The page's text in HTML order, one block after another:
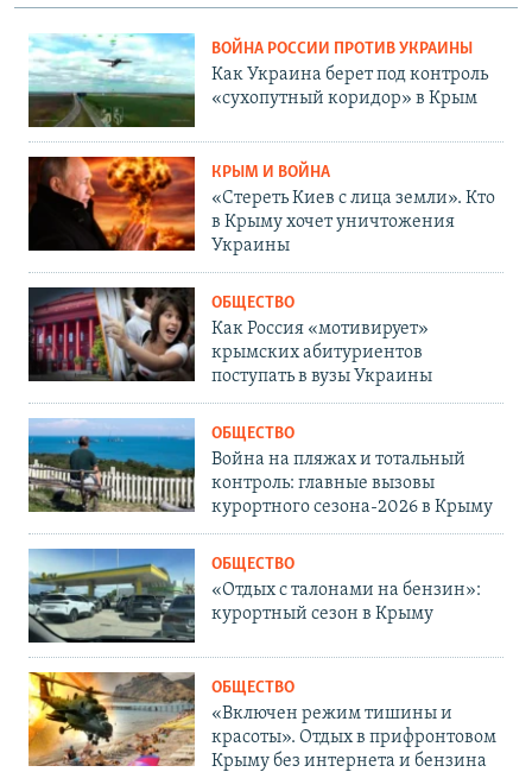
ВОЙНА РОССИИ ПРОТИВ УКРАИНЫ
Как Украина берет под контроль
«сухопутный коридор» в Крым
КРЫМ И ВОЙНА
«Стереть Киев с лица земли». Кто
в Крыму хочет уничтожения
Украины
ОБЩЕСТВО
Как Россия «мотивирует»
крымских абитуриентов
поступать в вузы Украины
ОБЩЕСТВО
Война на пляжах и тотальный
контроль: главные вызовы
курортного сезона-2026 в Крыму
ОБЩЕСТВО
«Отдых с талонами на бензин»:
курортный сезон в Крыму
ОБЩЕСТВО
«Включен режим тишины и
красоты». Отдых в прифронтовом
Крыму без интернета и бензина